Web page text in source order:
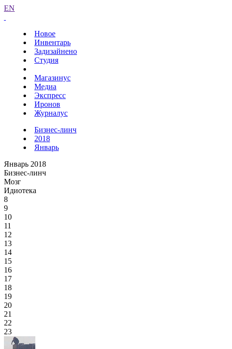
EN
Новое
Инвентарь
Задизайнено
Студия
Магазинус
Медиа
Экспресс
Иронов
Журналус
Бизнес-линч
2018
Январь
Январь 2018
Бизнес-линч
Мозг
Идиотека
8
9
10
11
12
13
14
15
16
17
18
19
20
21
22
23